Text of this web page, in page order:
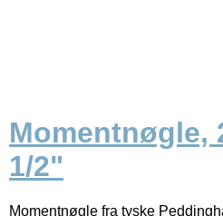
Momentnøgle,
1/2"
Momentnøgle fra tyske